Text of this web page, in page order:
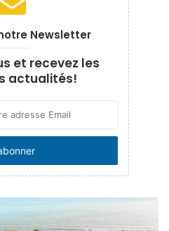
» œuvre pour dynamiser
Il contribuera à
et sa notoriété. Le Bien
Newsletter
et recevez les
actualités!